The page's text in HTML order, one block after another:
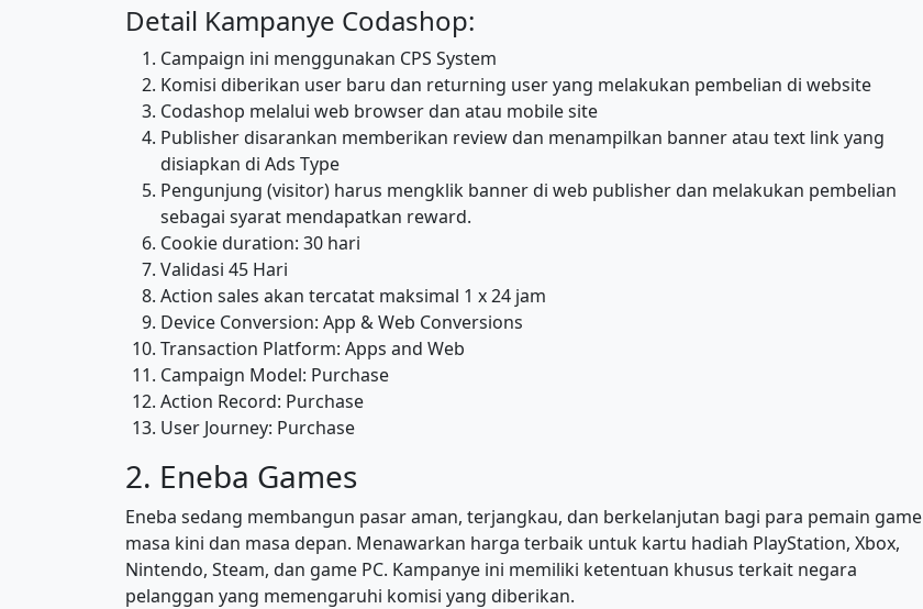
Detail Kampanye Codashop:
Campaign ini menggunakan CPS System
Komisi diberikan user baru dan returning user yang melakukan pembelian di website
Codashop melalui web browser dan atau mobile site
Publisher disarankan memberikan review dan menampilkan banner atau text link yang
disiapkan di Ads Type
Pengunjung (visitor) harus mengklik banner di web publisher dan melakukan pembelian
sebagai syarat mendapatkan reward.
Cookie duration: 30 hari
Validasi 45 Hari
Action sales akan tercatat maksimal 1 x 24 jam
Device Conversion: App & Web Conversions
Transaction Platform: Apps and Web
Campaign Model: Purchase
Action Record: Purchase
User Journey: Purchase
2. Eneba Games
Eneba sedang membangun pasar aman, terjangkau, dan berkelanjutan bagi para pemain game
masa kini dan masa depan. Menawarkan harga terbaik untuk kartu hadiah PlayStation, Xbox,
Nintendo, Steam, dan game PC. Kampanye ini memiliki ketentuan khusus terkait negara
pelanggan yang memengaruhi komisi yang diberikan.